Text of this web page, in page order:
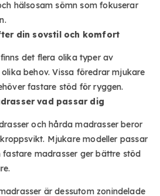
hälsosam sömn som fokuserar
din sovstil och komfort
det flera olika typer av
behov. Vissa föredrar mjukare
fastare stöd för ryggen.
vad passar dig
och hårda madrasser beror
Mjukare modeller passar
madrasser ger bättre stöd
är dessutom zonindelade